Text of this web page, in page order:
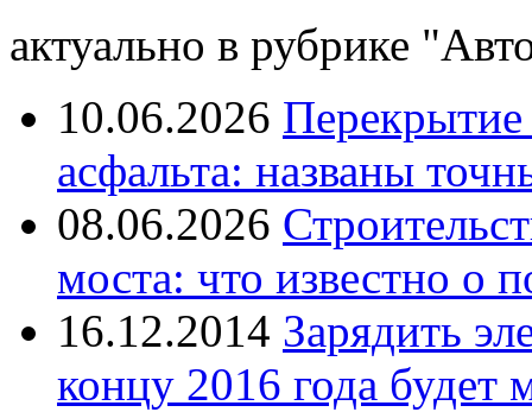
актуально в рубрике
10.06.2026 Перекрытие
асфальта: названы
08.06.2026
моста: что известно о
16.12.2014 Зарядить
концу 2016 года